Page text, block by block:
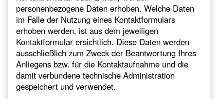
personenbezogene Daten erhoben. Welche Daten
im Falle der Nutzung eines Kontaktformulars
erhoben werden, ist aus dem jeweiligen
Kontaktformular ersichtlich. Diese Daten werden
ausschließlich zum Zweck der Beantwortung Ihres
Anliegens bzw. für die Kontaktaufnahme und die
damit verbundene technische Administration
gespeichert und verwendet.